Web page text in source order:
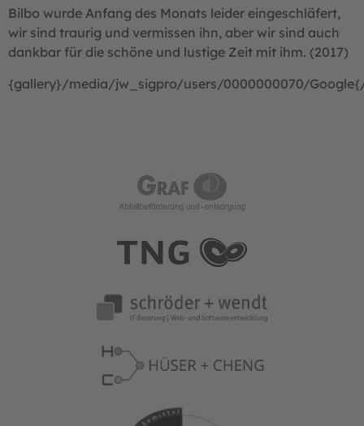
Bilbo wurde Anfang des Monats leider eingeschläfert,
wir sind traurig und vermissen ihn, aber wir sind auch
dankbar für die schöne und lustige Zeit mit ihm. (2017)
{gallery}/media/jw_sigpro/users/0000000070/